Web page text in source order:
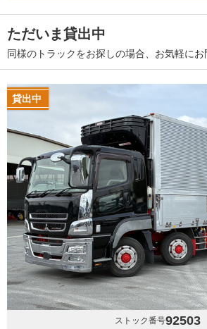
ただいま貸出中
同様のトラックをお探しの場合、お気軽にお
貸出中
ストック番号92503